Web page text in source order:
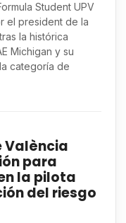
Student UPV
el president de la
la histórica
Michigan y su
categoría de
València
para
la pilota
del riesgo